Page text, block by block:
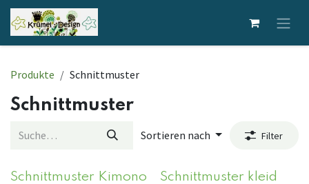
Zum Inhalt springen
Produkte Schnittmuster
Schnittmuster
Sortieren nach Filter
Schnittmuster Kimono
Schnittmuster kleid